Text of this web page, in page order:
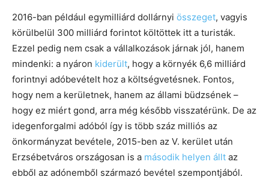
2016-ban például egymilliárd dollárnyi összeget, vagyis
körülbelül 300 milliárd forintot költöttek itt a turisták.
Ezzel pedig nem csak a vállalkozások járnak jól, hanem
mindenki: a nyáron kiderült, hogy a környék 6,6 milliárd
forintnyi adóbevételt hoz a költségvetésnek. Fontos,
hogy nem a kerületnek, hanem az állami büdzsének –
hogy ez miért gond, arra még később visszatérünk. De az
idegenforgalmi adóból így is több száz milliós az
önkormányzat bevétele, 2015-ben az V. kerület után
Erzsébetváros országosan is a második helyen állt az
ebből az adónemből származó bevétel szempontjából.